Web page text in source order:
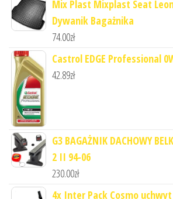
Mix Plast Mixplast Seat
Dywanik Bagażnika
74.00zł
Castrol EDGE Professional
42.89zł
G3 BAGAŻNIK DACHOWY
2 II 94-06
230.00zł
4x Inter Pack Cosmo